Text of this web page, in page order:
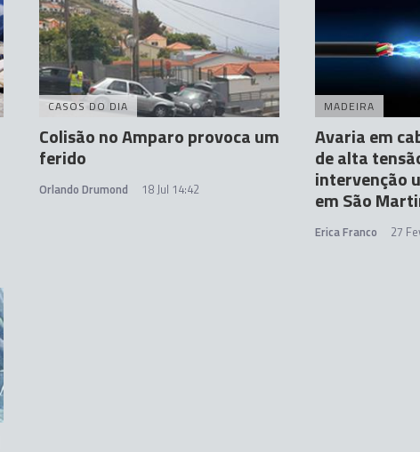
CASOS DO DIA
Colisão no Amparo provoca um
ferido
Orlando Drumond 18 Jul 14:42
MADEIRA
Avaria em
de alta
intervenção
em São
Erica Franco 27